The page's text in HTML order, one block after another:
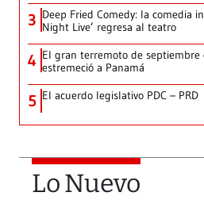
3 Deep Fried Comedy: la comedia
Night Live’ regresa al teatro
4 El gran terremoto de septiembre
estremeció a Panamá
5 El acuerdo legislativo PDC – PRD
Lo Nuevo